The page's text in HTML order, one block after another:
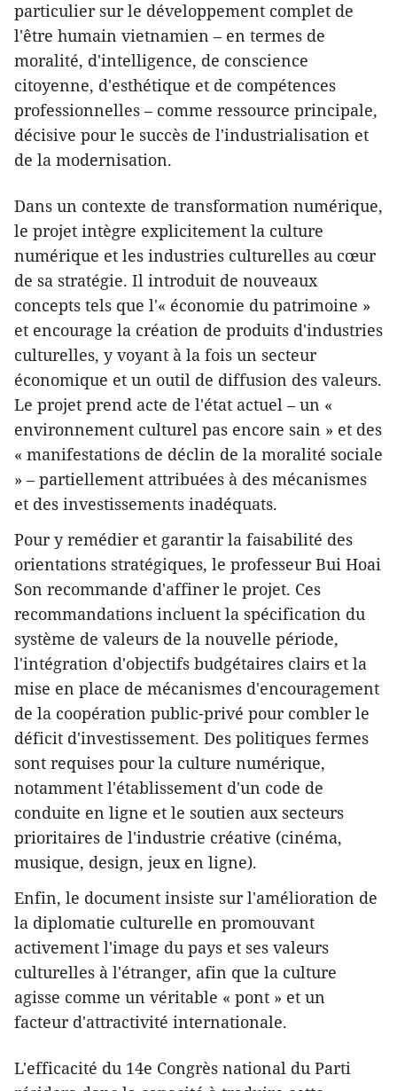
particulier sur le développement complet de
l'être humain vietnamien – en termes de
moralité, d'intelligence, de conscience
citoyenne, d'esthétique et de compétences
professionnelles – comme ressource principale,
décisive pour le succès de l'industrialisation et
de la modernisation.
Dans un contexte de transformation numérique,
le projet intègre explicitement la culture
numérique et les industries culturelles au cœur
de sa stratégie. Il introduit de nouveaux
concepts tels que l'« économie du patrimoine »
et encourage la création de produits d'industries
culturelles, y voyant à la fois un secteur
économique et un outil de diffusion des valeurs.
Le projet prend acte de l'état actuel – un «
environnement culturel pas encore sain » et des
« manifestations de déclin de la moralité sociale
» – partiellement attribuées à des mécanismes
et des investissements inadéquats.
Pour y remédier et garantir la faisabilité des
orientations stratégiques, le professeur Bui Hoai
Son recommande d'affiner le projet. Ces
recommandations incluent la spécification du
système de valeurs de la nouvelle période,
l'intégration d'objectifs budgétaires clairs et la
mise en place de mécanismes d'encouragement
de la coopération public-privé pour combler le
déficit d'investissement. Des politiques fermes
sont requises pour la culture numérique,
notamment l'établissement d'un code de
conduite en ligne et le soutien aux secteurs
prioritaires de l'industrie créative (cinéma,
musique, design, jeux en ligne).
Enfin, le document insiste sur l'amélioration de
la diplomatie culturelle en promouvant
activement l'image du pays et ses valeurs
culturelles à l'étranger, afin que la culture
agisse comme un véritable « pont » et un
facteur d'attractivité internationale.
L'efficacité du 14e Congrès national du Parti